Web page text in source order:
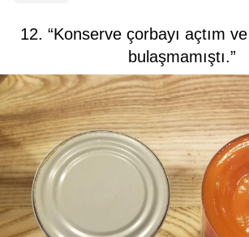
12. “Konserve çorbayı açtım
bulaşmamıştı.”